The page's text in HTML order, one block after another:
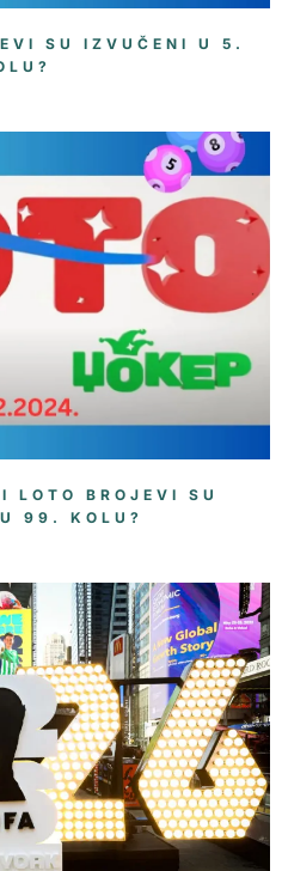
SU IZVUČENI U 5.
BROJEVI SU
99. KOLU?